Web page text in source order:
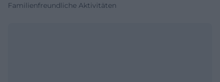
Familienfreundliche Aktivitäten